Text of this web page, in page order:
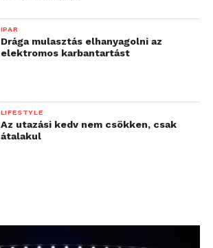
IPAR
Drága mulasztás elhanyagolni az
elektromos karbantartást
LIFESTYLE
Az utazási kedv nem csökken, csak
átalakul